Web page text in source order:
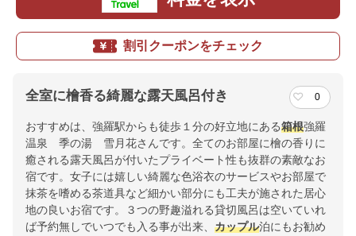
割引クーポンをチェック
全室に檜香る綺麗な露天風呂付き 0
おすすめは、強羅駅からも徒歩１分の好立地にある箱根強羅
温泉 季の湯 雪月花さんです。全てのお部屋に檜の香りに
癒される露天風呂が付いたプライベート性も抜群の素敵なお
宿です。女子には嬉しい綺麗な色浴衣のサービスやお部屋で
抹茶を嗜める茶道具など細かい部分にも工夫が施された居心
地の良いお宿です。３つの野趣溢れる貸切風呂は空いていれ
ば予約無しでいつでも入る事が出来、 カップル泊にもお勧め